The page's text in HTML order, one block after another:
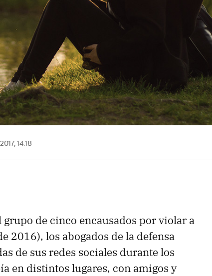
14:18
grupo de cinco encausados por violar a
2016), los abogados de la defensa
de sus redes sociales durante los
en distintos lugares, con amigos y